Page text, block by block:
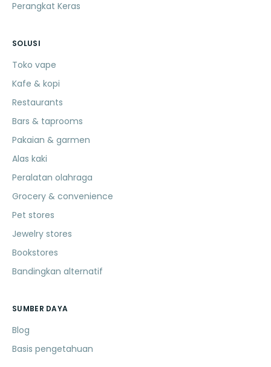
Perangkat Keras
SOLUSI
Toko vape
Kafe & kopi
Restaurants
Bars & taprooms
Pakaian & garmen
Alas kaki
Peralatan olahraga
Grocery & convenience
Pet stores
Jewelry stores
Bookstores
Bandingkan alternatif
SUMBER DAYA
Blog
Basis pengetahuan